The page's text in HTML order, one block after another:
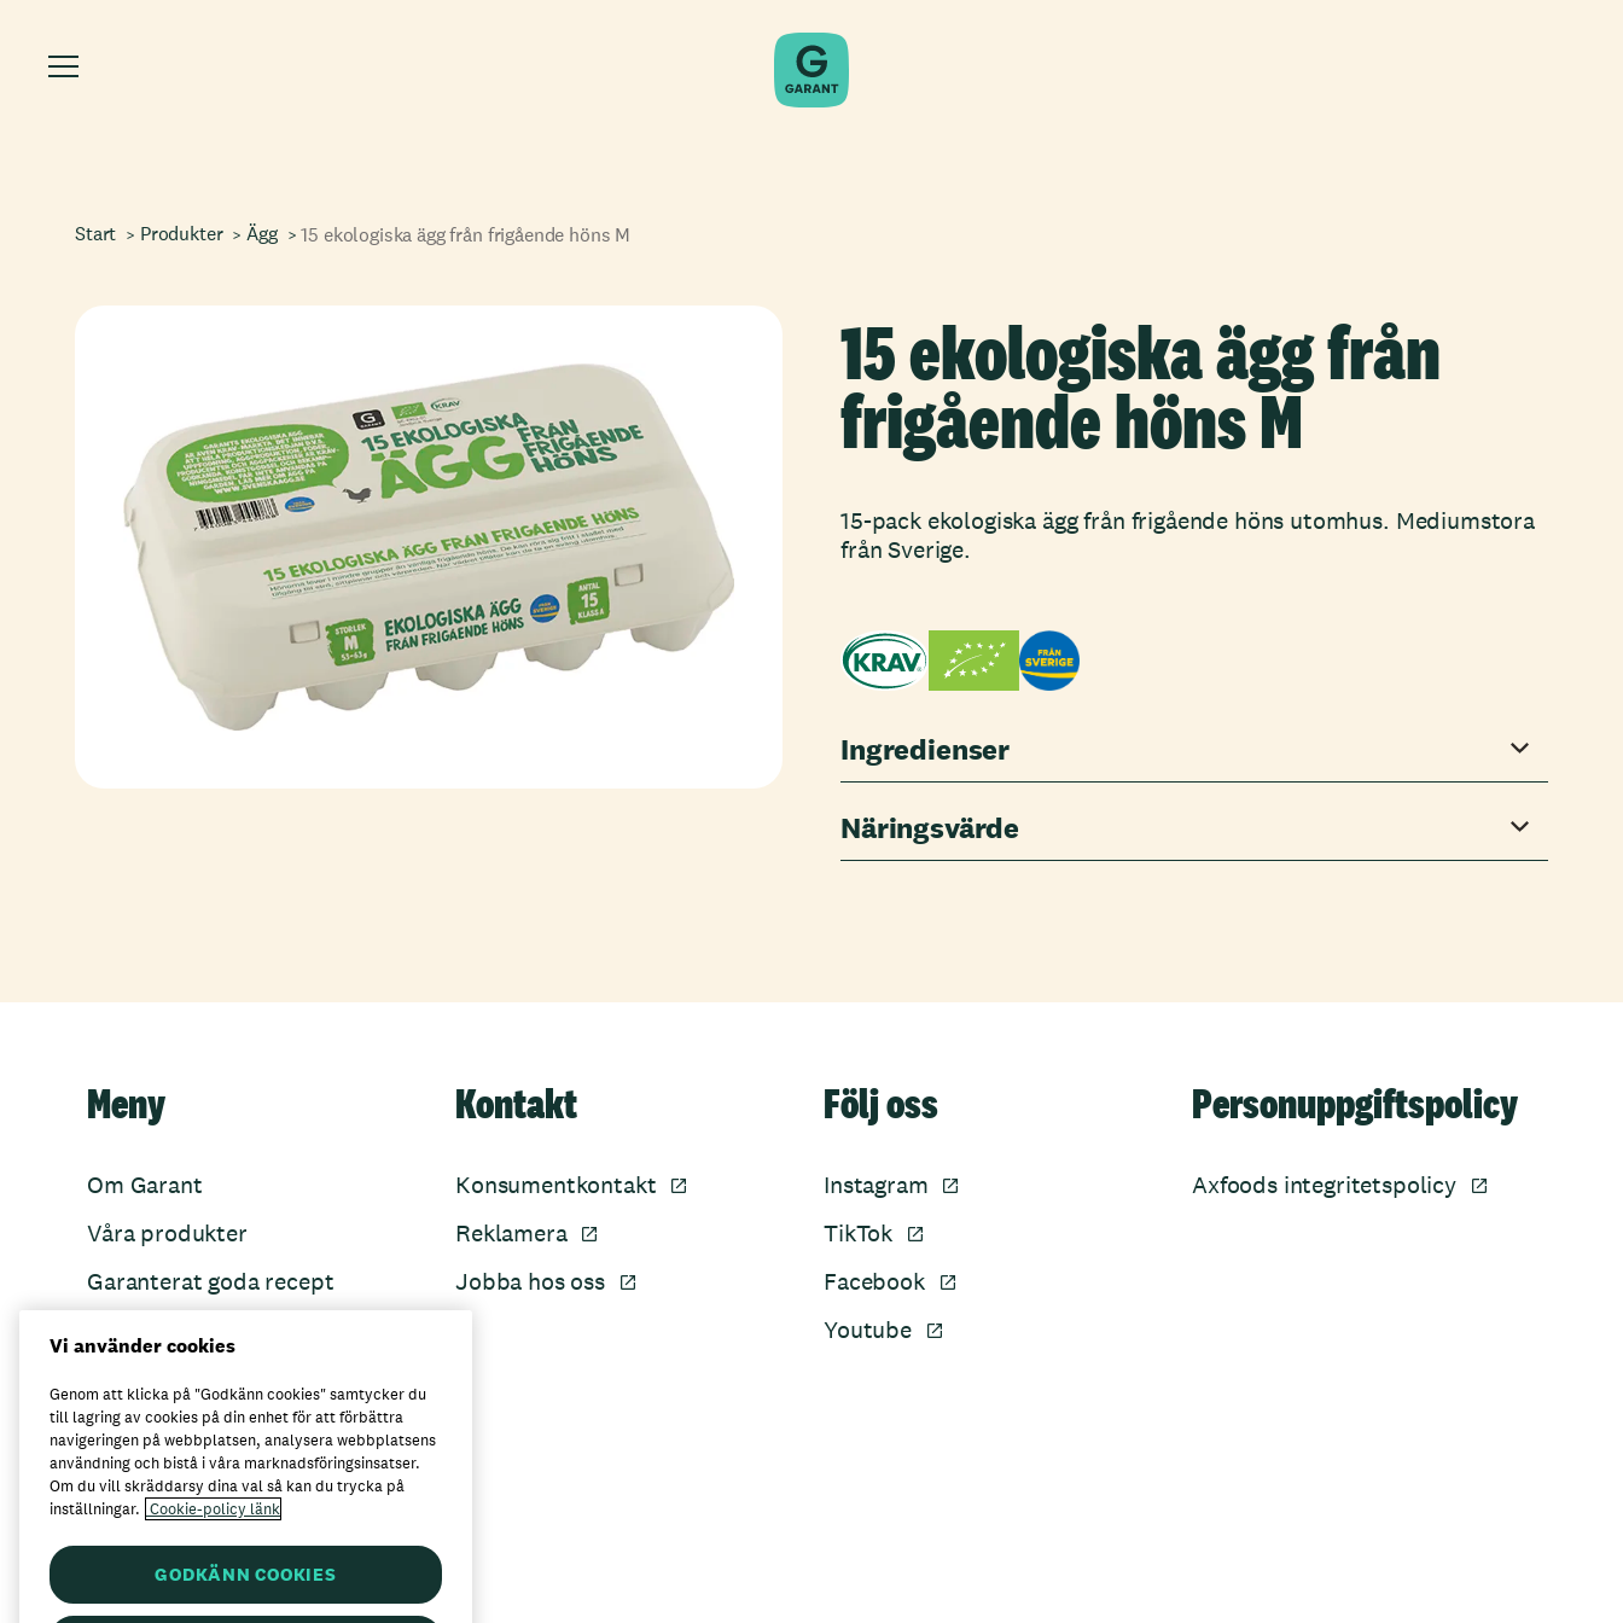
Start Produkter Ägg 15 ekologiska ägg från frigående höns M
15 ekologiska ägg från
frigående höns M
15-pack ekologiska ägg från frigående höns utomhus. Mediumstora
från Sverige.
Ingredienser
Näringsvärde
Meny
Om Garant
Våra produkter
Garanterat goda recept
Kontakt
Konsumentkontakt
Reklamera
Jobba hos oss
Följ oss
Instagram
TikTok
Facebook
Youtube
Personuppgiftspolicy
Axfoods integritetspolicy
Här kan du köpa Garant
Vi använder cookies
Genom att klicka på "Godkänn cookies" samtycker du
till lagring av cookies på din enhet för att förbättra
navigeringen på webbplatsen, analysera webbplatsens
användning och bistå i våra marknadsföringsinsatser.
Om du vill skräddarsy dina val så kan du trycka på
inställningar. Cookie-policy länk
GODKÄNN COOKIES